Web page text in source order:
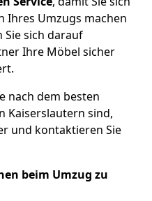
Ihres Umzugs machen
Sie sich darauf
Ihre Möbel sicher
nach dem besten
Kaiserslautern sind,
und kontaktieren Sie
beim Umzug zu